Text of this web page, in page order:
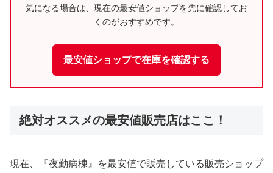
気になる場合は、現在の最安値ショップを先に確認してお
くのがおすすめです。
最安値ショップで在庫を確認する
絶対オススメの最安値販売店はここ！
現在、『夜勤病棟』を最安値で販売している販売ショップ